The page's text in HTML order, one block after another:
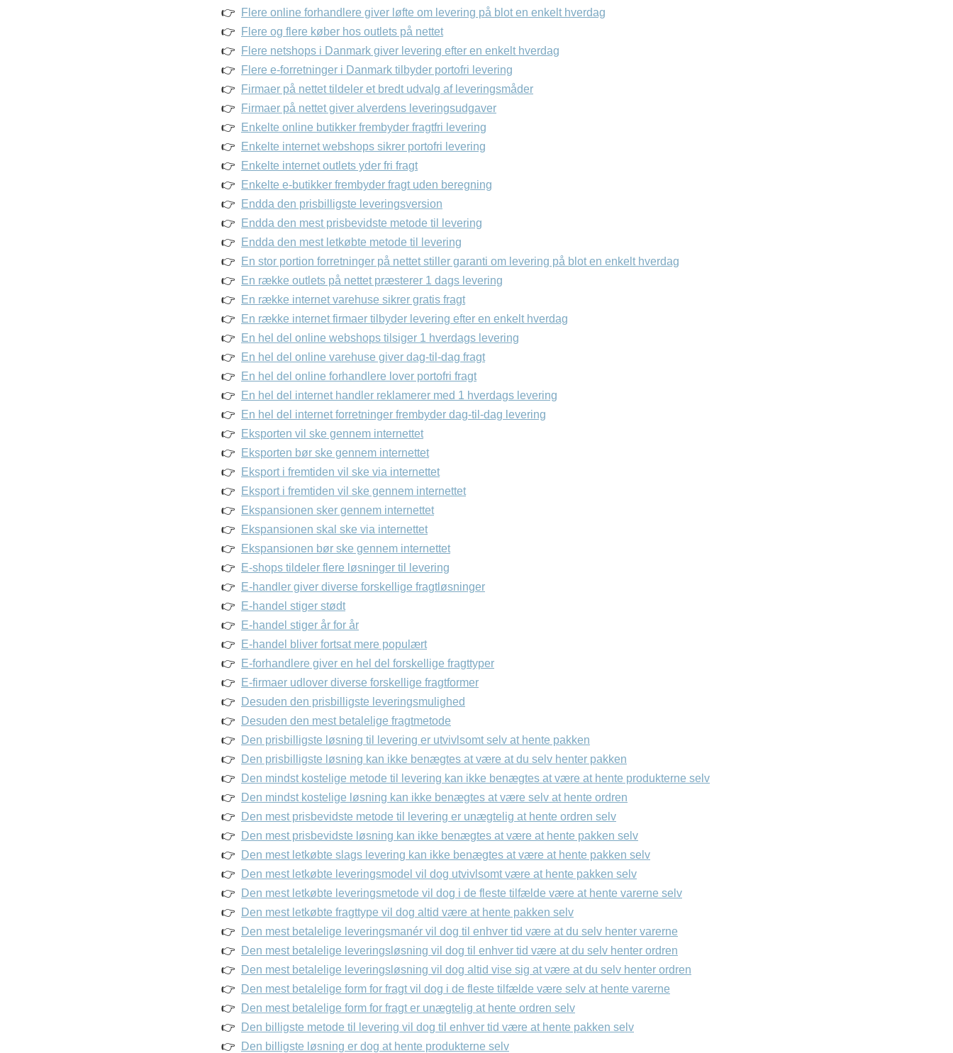
Flere online forhandlere giver løfte om levering på blot en enkelt hverdag
Flere og flere køber hos outlets på nettet
Flere netshops i Danmark giver levering efter en enkelt hverdag
Flere e-forretninger i Danmark tilbyder portofri levering
Firmaer på nettet tildeler et bredt udvalg af leveringsmåder
Firmaer på nettet giver alverdens leveringsudgaver
Enkelte online butikker frembyder fragtfri levering
Enkelte internet webshops sikrer portofri levering
Enkelte internet outlets yder fri fragt
Enkelte e-butikker frembyder fragt uden beregning
Endda den prisbilligste leveringsversion
Endda den mest prisbevidste metode til levering
Endda den mest letkøbte metode til levering
En stor portion forretninger på nettet stiller garanti om levering på blot en enkelt hverdag
En række outlets på nettet præsterer 1 dags levering
En række internet varehuse sikrer gratis fragt
En række internet firmaer tilbyder levering efter en enkelt hverdag
En hel del online webshops tilsiger 1 hverdags levering
En hel del online varehuse giver dag-til-dag fragt
En hel del online forhandlere lover portofri fragt
En hel del internet handler reklamerer med 1 hverdags levering
En hel del internet forretninger frembyder dag-til-dag levering
Eksporten vil ske gennem internettet
Eksporten bør ske gennem internettet
Eksport i fremtiden vil ske via internettet
Eksport i fremtiden vil ske gennem internettet
Ekspansionen sker gennem internettet
Ekspansionen skal ske via internettet
Ekspansionen bør ske gennem internettet
E-shops tildeler flere løsninger til levering
E-handler giver diverse forskellige fragtløsninger
E-handel stiger stødt
E-handel stiger år for år
E-handel bliver fortsat mere populært
E-forhandlere giver en hel del forskellige fragttyper
E-firmaer udlover diverse forskellige fragtformer
Desuden den prisbilligste leveringsmulighed
Desuden den mest betalelige fragtmetode
Den prisbilligste løsning til levering er utvivlsomt selv at hente pakken
Den prisbilligste løsning kan ikke benægtes at være at du selv henter pakken
Den mindst kostelige metode til levering kan ikke benægtes at være at hente produkterne selv
Den mindst kostelige løsning kan ikke benægtes at være selv at hente ordren
Den mest prisbevidste metode til levering er unægtelig at hente ordren selv
Den mest prisbevidste løsning kan ikke benægtes at være at hente pakken selv
Den mest letkøbte slags levering kan ikke benægtes at være at hente pakken selv
Den mest letkøbte leveringsmodel vil dog utvivlsomt være at hente pakken selv
Den mest letkøbte leveringsmetode vil dog i de fleste tilfælde være at hente varerne selv
Den mest letkøbte fragttype vil dog altid være at hente pakken selv
Den mest betalelige leveringsmanér vil dog til enhver tid være at du selv henter varerne
Den mest betalelige leveringsløsning vil dog til enhver tid være at du selv henter ordren
Den mest betalelige leveringsløsning vil dog altid vise sig at være at du selv henter ordren
Den mest betalelige form for fragt vil dog i de fleste tilfælde være selv at hente varerne
Den mest betalelige form for fragt er unægtelig at hente ordren selv
Den billigste metode til levering vil dog til enhver tid være at hente pakken selv
Den billigste løsning er dog at hente produkterne selv